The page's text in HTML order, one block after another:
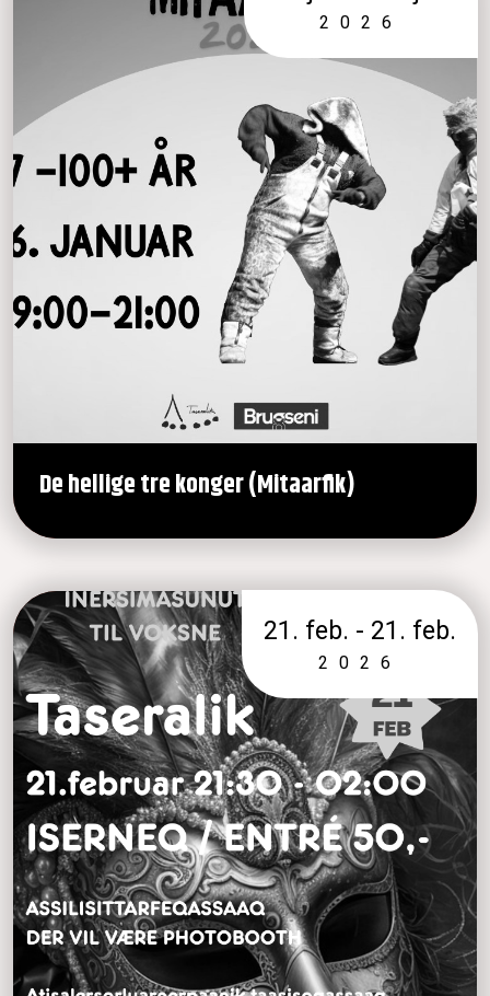
2026
De hellige tre konger (Mitaarfik)
21. feb. - 21. feb.
2026